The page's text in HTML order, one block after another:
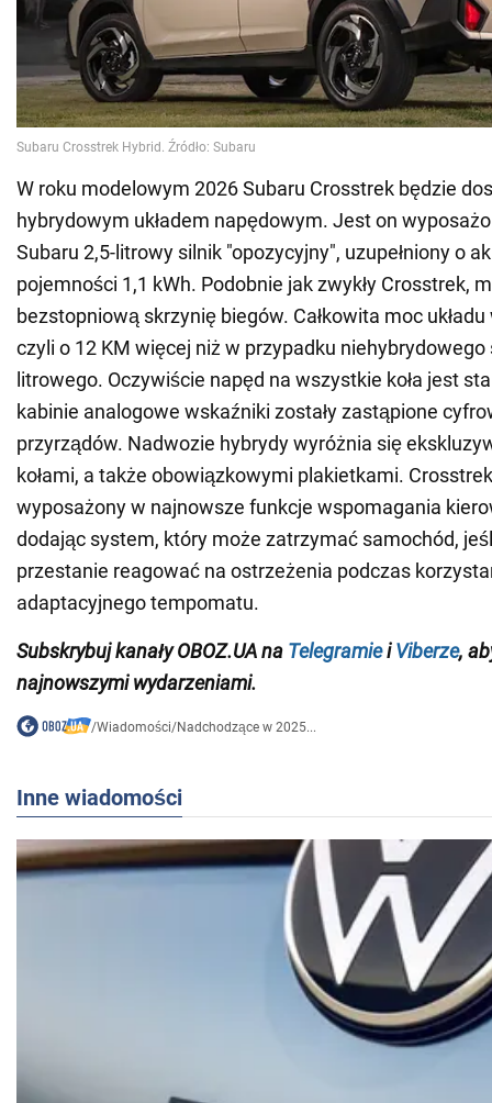
W roku modelowym 2026 Subaru Crosstrek będzie
hybrydowym układem napędowym. Jest on
Subaru 2,5-litrowy silnik "opozycyjny", uzupełniony o
pojemności 1,1 kWh. Podobnie jak zwykły Crosstrek,
bezstopniową skrzynię biegów. Całkowita moc
czyli o 12 KM więcej niż w przypadku niehybrydowego
litrowego. Oczywiście napęd na wszystkie koła jest
kabinie analogowe wskaźniki zostały zastąpione
przyrządów. Nadwozie hybrydy wyróżnia się
kołami, a także obowiązkowymi plakietkami.
wyposażony w najnowsze funkcje wspomagania
dodając system, który może zatrzymać samochód,
przestanie reagować na ostrzeżenia podczas
adaptacyjnego tempomatu.
Subskrybuj kanały OBOZ.UA na TelegramieiViberze,
najnowszymi wydarzeniami.
/Wiadomości/Nadchodzące w 2025...
Inne wiadomości